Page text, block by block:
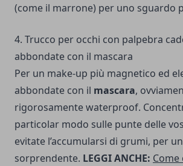
(come il marrone) per uno sguardo
4. Trucco per occhi con palpebra
abbondate con il mascara
Per un make-up più magnetico ed
abbondate con il mascara,
rigorosamente waterproof.
particolar modo sulle punte delle
evitate l’accumularsi di grumi, per
sorprendente. LEGGI ANCHE: